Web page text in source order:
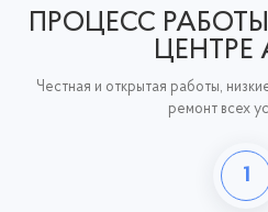
ПРОЦЕСС
ЦЕНТРЕ
Честная и открытая работы,
ремонт всех
1